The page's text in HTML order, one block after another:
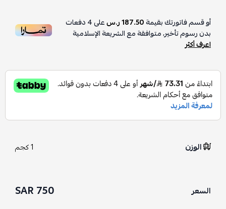
أو قسم فاتورتك بقيمة187.50 ر.س على4دفعات
بدون رسوم تأخير، متوافقة مع الشريعة الإسلامية
اعرف أكثر
الوزن 1 كجم
السعر 750 SAR